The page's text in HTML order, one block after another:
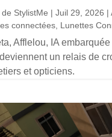
StylistMe |Juil 29, 2026 |
connectées Lunettes
Afflelou, IA
un relais de
et opticiens.